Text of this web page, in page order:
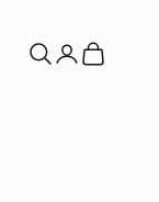
検索を開く
アカウント
カートを